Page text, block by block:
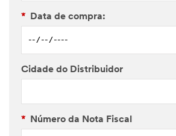
* Data de compra:
Cidade do Distribuidor
* Número da Nota Fiscal